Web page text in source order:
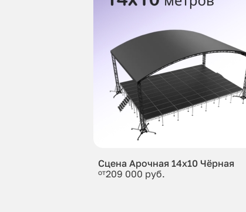
Сцена Арочная 14x10 Чёрная
от209 000 руб.